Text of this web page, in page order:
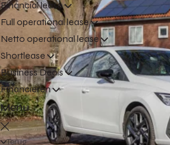
Financial lease
Full operational lease
Netto operational lease
Shortlease
Business Deals
Financieren
Menu
Terug